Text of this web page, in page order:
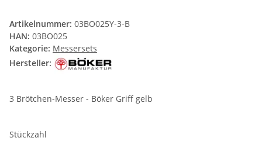
Artikelnummer: 03BO025Y-3-B
HAN: 03BO025
Kategorie: Messersets
Hersteller:
3 Brötchen-Messer - Böker Griff gelb
Stückzahl